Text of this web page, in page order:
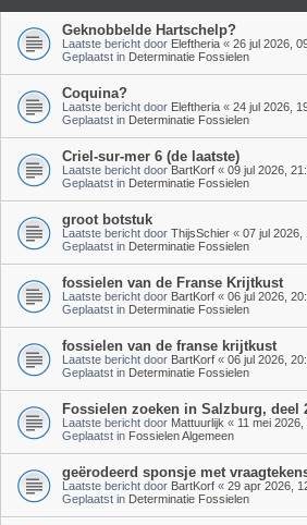
Geknobbelde Hartschelp?
Laatste bericht door Eleftheria « 26 jul 2026,
Geplaatst in Determinatie Fossielen
Coquina?
Laatste bericht door Eleftheria « 24 jul 2026,
Geplaatst in Determinatie Fossielen
Criel-sur-mer 6 (de laatste)
Laatste bericht door BartKorf « 09 jul 2026,
Geplaatst in Determinatie Fossielen
groot botstuk
Laatste bericht door ThijsSchier « 07 jul 2026,
Geplaatst in Determinatie Fossielen
fossielen van de Franse Krijtkust
Laatste bericht door BartKorf « 06 jul 2026,
Geplaatst in Determinatie Fossielen
fossielen van de franse krijtkust
Laatste bericht door BartKorf « 06 jul 2026,
Geplaatst in Determinatie Fossielen
Fossielen zoeken in Salzburg, deel
Laatste bericht door Mattuurlijk « 11 mei 2026,
Geplaatst in Fossielen Algemeen
geërodeerd sponsje met
Laatste bericht door BartKorf « 29 apr 2026,
Geplaatst in Determinatie Fossielen